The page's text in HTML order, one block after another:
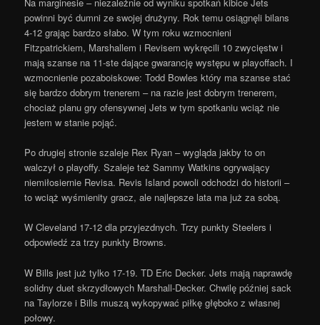
powinni być dumni ze swojej drużyny. Rok temu osiągnęli bilans
4-12 grając bardzo słabo. W tym roku wzmocnieni
Fitzpatrickiem, Marshallem i Revisem wykręcili 10 zwycięstw i
mają szanse na 11-ste dające gwarancję występu w playoffach. I
wzmocnienie pozaboiskowe: Todd Bowles który ma szanse stać
się bardzo dobrym trenerem – na razie jest dobrym trenerem,
chociaż planu gry ofensywnej Jets w tym spotkaniu wciąż nie
jestem w stanie pojąć.
Po drugiej stronie szaleje Rex Ryan – wygląda jakby to on
walczył o playoffy. Szaleje też Sammy Watkins ogrywający
niemiłosiernie Revisa. Revis Island powoli odchodzi do historii –
to wciąż wyśmienity gracz, ale najlepsze lata ma już za sobą.
W Cleveland 17-12 dla przyjezdnych. Trzy punkty Steelers i
odpowiedź za trzy punkty Browns.
W Bills jest już tylko 17-19. TD Eric Decker. Jets mają naprawdę
solidny duet skrzydłowych Marshall-Decker. Chwilę później sack
na Taylorze i Bills muszą wykopywać piłkę głęboko z własnej
połowy.